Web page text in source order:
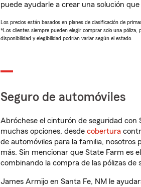
puede ayudarle a crear una solución
Los precios están basados en planes de clasificación de
*Los clientes siempre pueden elegir comprar solo una
disponibilidad y elegibilidad podrían variar según el estado.
Seguro de automóviles
Abróchese el cinturón de seguridad con
muchas opciones, desde cobertura
de automóviles para la familia, nosotros
más. Sin mencionar que State Farm es
combinando la compra de las pólizas de
James Armijo en Santa Fe, NM le